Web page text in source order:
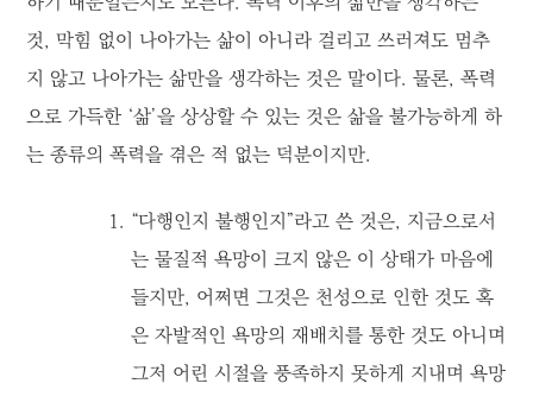
것, 막힘 없이 나아가는 삶이 아니라 걸리고 쓰러져도 멈추
지 않고 나아가는 삶만을 생각하는 것은 말이다. 물론, 폭력
으로 가득한 ‘삶’을 상상할 수 있는 것은 삶을 불가능하게 하
는 종류의 폭력을 겪은 적 없는 덕분이지만.
“다행인지 불행인지”라고 쓴 것은, 지금으로서
는 물질적 욕망이 크지 않은 이 상태가 마음에
들지만, 어쩌면 그것은 천성으로 인한 것도 혹
은 자발적인 욕망의 재배치를 통한 것도 아니며
그저 어린 시절을 풍족하지 못하게 지내며 욕망